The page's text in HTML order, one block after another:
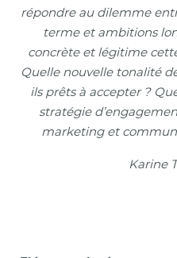
répondre au dilemme
terme et ambitions
concrète et légitime
Quelle nouvelle tonalité
ils prêts à accepter ?
stratégie
marketing et
Karine